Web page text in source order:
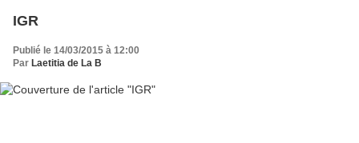
IGR
Publié le 14/03/2015 à 12:00
Par Laetitia de La B